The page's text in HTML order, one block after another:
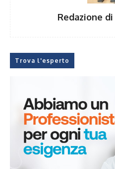
Redazione
Trova l'esperto